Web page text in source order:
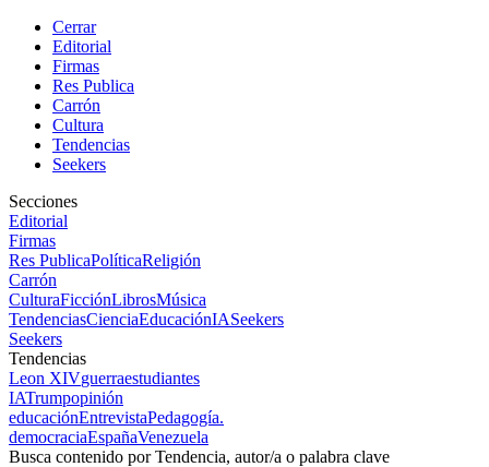
Cerrar
Editorial
Firmas
Res Publica
Carrón
Cultura
Tendencias
Seekers
Secciones
Editorial
Firmas
Res PublicaPolíticaReligión
Carrón
CulturaFicciónLibrosMúsica
TendenciasCienciaEducaciónIASeekers
Seekers
Tendencias
Leon XIVguerraestudiantes
IATrumpopinión
educaciónEntrevistaPedagogía.
democraciaEspañaVenezuela
Busca contenido por Tendencia, autor/a o palabra clave